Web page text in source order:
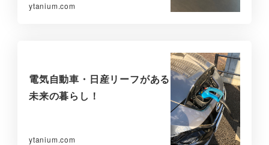
ytanium.com
電気自動車・日産リーフがある
未来の暮らし！
ytanium.com